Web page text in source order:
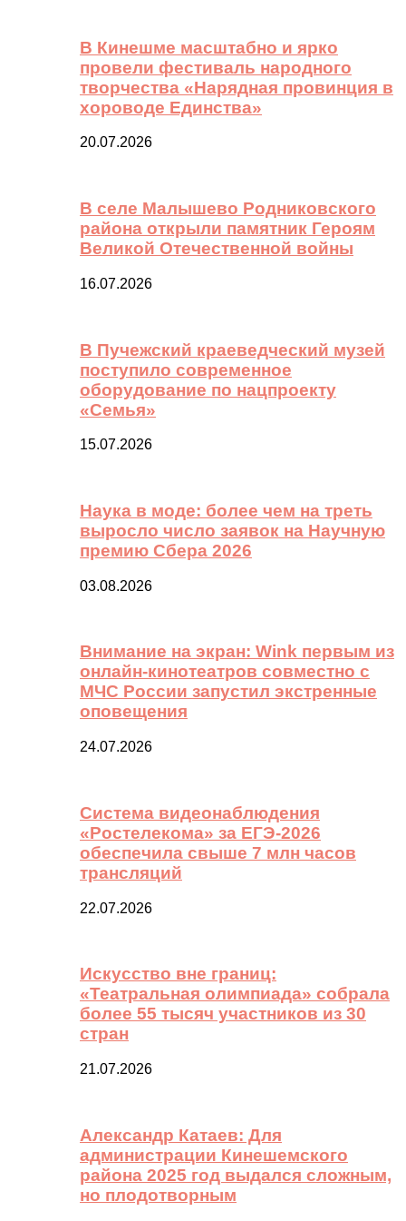
В Кинешме масштабно и ярко
провели фестиваль народного
творчества «Нарядная провинция в
хороводе Единства»
20.07.2026
В селе Малышево Родниковского
района открыли памятник Героям
Великой Отечественной войны
16.07.2026
В Пучежский краеведческий музей
поступило современное
оборудование по нацпроекту
«Семья»
15.07.2026
Наука в моде: более чем на треть
выросло число заявок на Научную
премию Сбера 2026
03.08.2026
Внимание на экран: Wink первым из
онлайн-кинотеатров совместно с
МЧС России запустил экстренные
оповещения
24.07.2026
Система видеонаблюдения
«Ростелекома» за ЕГЭ-2026
обеспечила свыше 7 млн часов
трансляций
22.07.2026
Искусство вне границ:
«Театральная олимпиада» собрала
более 55 тысяч участников из 30
стран
21.07.2026
Александр Катаев: Для
администрации Кинешемского
района 2025 год выдался сложным,
но плодотворным